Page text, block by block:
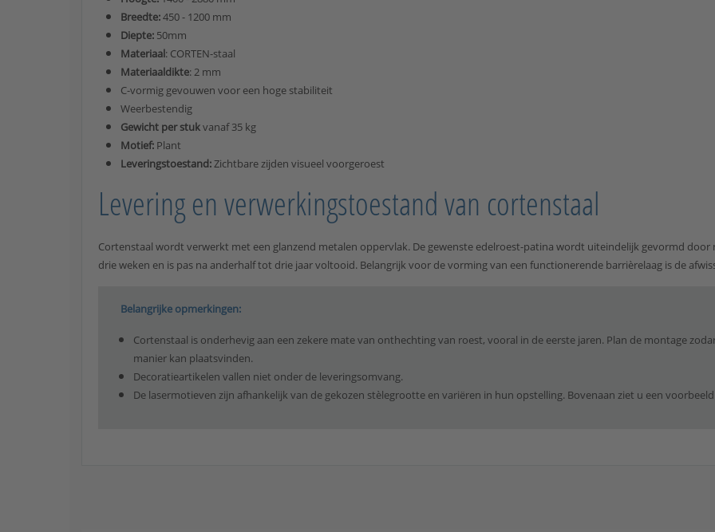
Breedte:450 - 1200 mm
Diepte: 50mm
Materiaal: CORTEN-staal
Materiaaldikte: 2 mm
C-vormig gevouwen voor een hoge stabiliteit
Weerbestendig
Gewicht per stukvanaf 35 kg
Motief: Plant
Leveringstoestand:Zichtbare zijden visueel voorgeroest
Levering en verwerkingstoestand van cortenstaal
Cortenstaal wordt verwerkt met een glanzend metalen oppervlak. De gewenste edelroest-patina wordt uiteindelijk gevormd
drie weken en is pas na anderhalf tot drie jaar voltooid. Belangrijk voor de vorming van een functionerende barrièrelaag is de
Belangrijke opmerkingen:
Cortenstaal is onderhevig aan een zekere mate van onthechting van roest, vooral in de eerste jaren. Plan de montage
manier kan plaatsvinden.
Decoratieartikelen vallen niet onder de leveringsomvang.
De lasermotieven zijn afhankelijk van de gekozen stèlegrootte en variëren in hun opstelling. Bovenaan ziet u een